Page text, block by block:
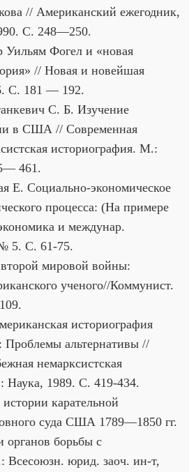
// Американский ежегодник,
С. 248—250.
Фогел и «новая
// Новая и новейшая
С. 181 — 192.
С. Б. Изучение
в США // Современная
историография. М.:
461.
Е. Социально-экономическое
процесса: (На примере
и междунар.
5. С. 61-75.
мировой войны:
ученого//Коммунист.
историография
Проблемы альтернативы //
немарксистская
Наука, 1989. С. 419-434.
карательной
суда США 1789—1850 гг.
борьбы с
Всесоюзн. юрид. заоч. ин-т,